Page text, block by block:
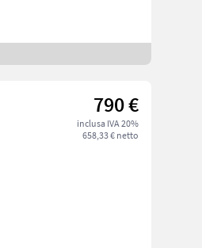
790 €
inclusa IVA 20%
658,33 € netto